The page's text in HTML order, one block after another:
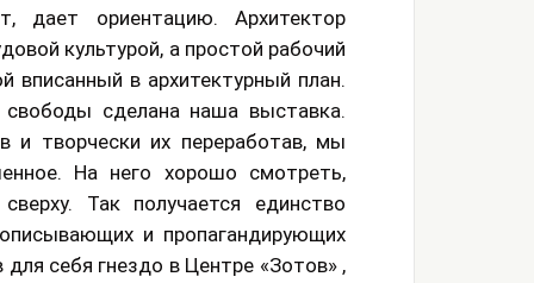
дает ориентацию. Архитектор
культурой, а простой рабочий
вписанный в архитектурный план.
сделана наша выставка.
и творчески их переработав, мы
На него хорошо смотреть,
Так получается единство
и пропагандирующих
себя гнездо в Центре «Зотов» ,